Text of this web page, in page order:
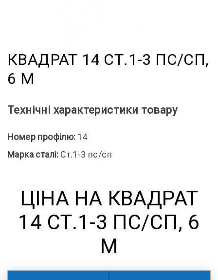
КВАДРАТ 14 СТ.1-3 ПС/СП,
6 М
Технічні характеристики товару
Номер профілю: 14
Марка сталі: Ст.1-3 пс/сп
ЦІНА НА КВАДРАТ
14 СТ.1-3 ПС/СП, 6
М